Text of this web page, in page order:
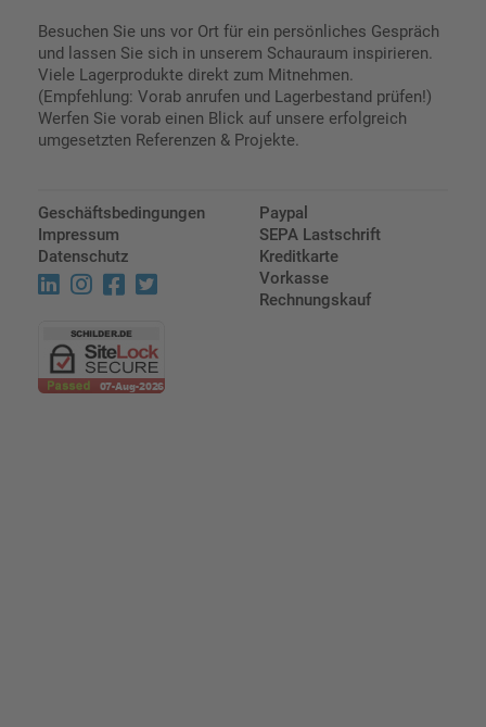
Besuchen Sie uns vor Ort für ein persönliches Gespräch
und lassen Sie sich in unserem Schauraum inspirieren.
Viele Lagerprodukte direkt zum Mitnehmen.
(Empfehlung: Vorab anrufen und Lagerbestand prüfen!)
Werfen Sie vorab einen Blick auf unsere erfolgreich
umgesetzten Referenzen & Projekte.
Geschäftsbedingungen
Impressum
Datenschutz
Paypal
SEPA Lastschrift
Kreditkarte
Vorkasse
Rechnungskauf